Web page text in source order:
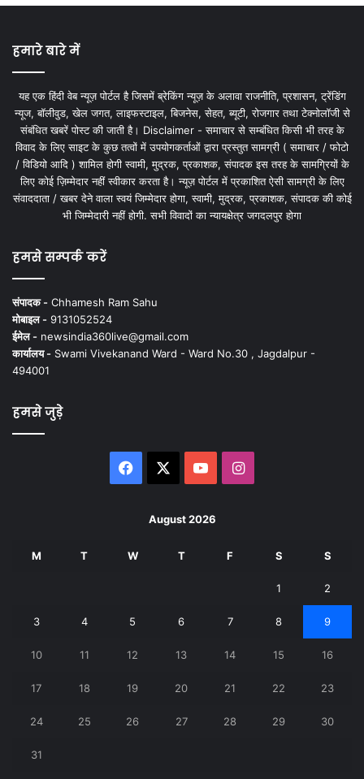
हमारे बारे में
यह एक हिंदी वेब न्यूज़ पोर्टल है जिसमें ब्रेकिंग न्यूज़ के अलावा राजनीति, प्रशासन, ट्रेंडिंग
न्यूज, बॉलीवुड, खेल जगत, लाइफस्टाइल, बिजनेस, सेहत, ब्यूटी, रोजगार तथा टेक्नोलॉजी से
संबंधित खबरें पोस्ट की जाती है। Disclaimer - समाचार से सम्बंधित किसी भी तरह के
विवाद के लिए साइट के कुछ तत्वों में उपयोगकर्ताओं द्वारा प्रस्तुत सामग्री ( समाचार / फोटो
/ विडियो आदि ) शामिल होगी स्वामी, मुद्रक, प्रकाशक, संपादक इस तरह के सामग्रियों के
लिए कोई ज़िम्मेदार नहीं स्वीकार करता है। न्यूज़ पोर्टल में प्रकाशित ऐसी सामग्री के लिए
संवाददाता / खबर देने वाला स्वयं जिम्मेदार होगा, स्वामी, मुद्रक, प्रकाशक, संपादक की कोई
भी जिम्मेदारी नहीं होगी. सभी विवादों का न्यायक्षेत्र जगदलपुर होगा
हमसे सम्पर्क करें
संपादक - Chhamesh Ram Sahu
मोबाइल - 9131052524
ईमेल - newsindia360live@gmail.com
कार्यालय - Swami Vivekanand Ward - Ward No.30 , Jagdalpur -
494001
हमसे जुड़े
Facebook YouTubeInstagram
August 2026
M T W T F S S
1 2
3 4 5 6 7 8 9
10 11 12 13 14 15 16
17 18 19 20 21 22 23
24 25 26 27 28 29 30
31